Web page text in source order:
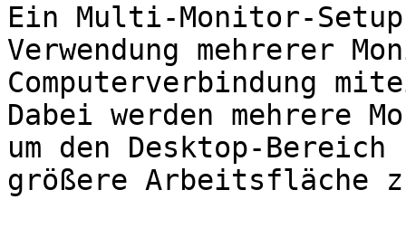
Ein Multi-Monitor-
Verwendung mehrerer
Computerverbindung
Dabei werden mehrere
um den Desktop-
größere Arbeitsfläche